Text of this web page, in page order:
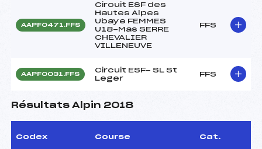
AAPF0471.FFS
Circuit ESF des
Hautes Alpes
Ubaye FEMMES
U18-Mas SERRE
CHEVALIER
VILLENEUVE
FFS
AAPF0031.FFS
Circuit ESF- SL St
Leger
FFS
Résultats Alpin 2018
Codex Course Cat.